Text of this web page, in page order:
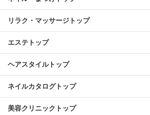
リラク・マッサージトップ
エステトップ
ヘアスタイルトップ
ネイルカタログトップ
美容クリニックトップ